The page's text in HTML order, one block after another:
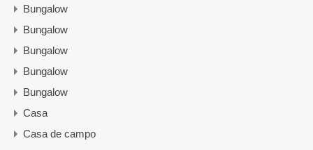
Bungalow
Bungalow
Bungalow
Bungalow
Bungalow
Casa
Casa de campo